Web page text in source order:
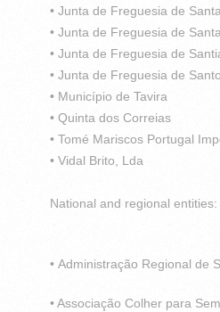
• Junta de Freguesia de
• Junta de Freguesia de
• Junta de Freguesia de
• Junta de Freguesia de
• Município de Tavira
• Quinta dos Correias
• Tomé Mariscos Portugal
• Vidal Brito, Lda
National and regional entities:
• Administração Regional de
• Associação Colher para